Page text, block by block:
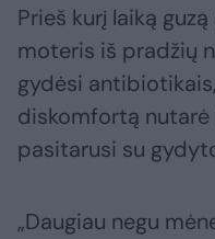
Prieš kurį laiką
moteris iš pradžių
gydėsi
diskomfortą
pasitarusi su
„Daugiau negu